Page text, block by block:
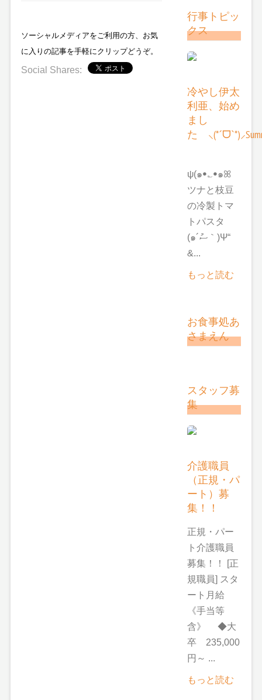
ソーシャルメディアをご利用の方、お気
に入りの記事を手軽にクリップどうぞ。
Social Shares:
行事トピッ
クス
冷やし伊太
利亜、始め
まし
た
ψ(๑ꔷ؎ꔷ๑ꕤ
ツナと枝豆
の冷製トマ
トパスタ
(๑´ސު｀)Ψ“
&...
もっと読む
お食事処あ
さまえん
スタッフ募
集
介護職員
（正規・パ
ート）募
集！！
正規・パー
ト介護職員
募集！！ [正
規職員] スタ
ート月給
《手当等
含》 ◆大
卒 235,000
円～ ...
もっと読む